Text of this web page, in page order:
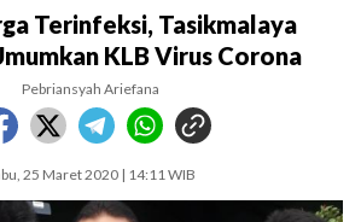
Terinfeksi, Tasikmalaya
KLB Virus Corona
Pebriansyah Ariefana
25 Maret 2020 | 14:11 WIB